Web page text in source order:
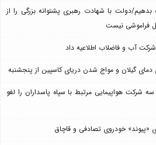
بدهیم/دولت با شهادت رهبری پشتوانه بزرگی را از
فراموشی نیست
آب و فاضلاب اطلاعیه داد
شرکت هواپیمایی مرتبط با سپاه پاسداران را لغو
«پیوند» خودروی تصادفی و قاچاق